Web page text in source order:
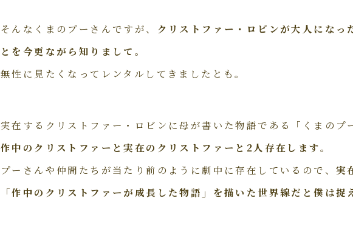
そんなくまのプーさんですが、 クリストファー・ロビンが大人になっ
とを今更ながら知りまして。
無性に見たくなってレンタルしてきましたとも。
実在するクリストファー・ロビンに母が書いた物語である「くまのプ
作中のクリストファーと実在のクリストファーと2人存在します。
プーさんや仲間たちが当たり前のように劇中に存在しているので、 実
「作中のクリストファーが成長した物語」を描いた世界線だと僕は捉